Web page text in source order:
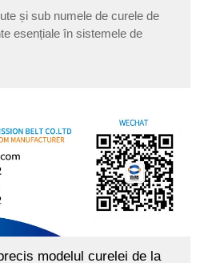
și sub numele de curele de
esențiale în sistemele de
precisă a dinților lor. Dacă
modelul curelei de la